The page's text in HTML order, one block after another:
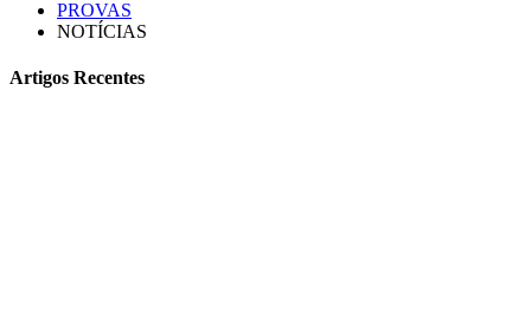
PROVAS
NOTÍCIAS
Artigos Recentes